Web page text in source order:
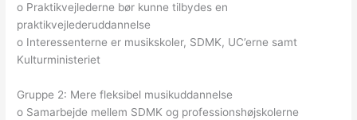
o Praktikvejlederne bør kunne tilbydes en
praktikvejlederuddannelse
o Interessenterne er musikskoler, SDMK, UC’erne samt
Kulturministeriet
Gruppe 2: Mere fleksibel musikuddannelse
o Samarbejde mellem SDMK og professionshøjskolerne